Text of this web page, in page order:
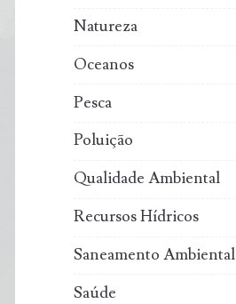
Natureza
Oceanos
Pesca
Poluição
Qualidade Ambiental
Recursos Hídricos
Saneamento Ambiental
Saúde